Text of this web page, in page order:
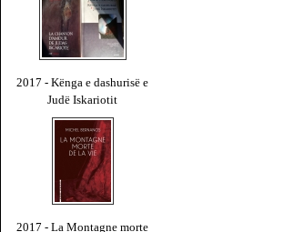
2017 - Kënga e dashurisë e
Judë Iskariotit
2017 - La Montagne morte